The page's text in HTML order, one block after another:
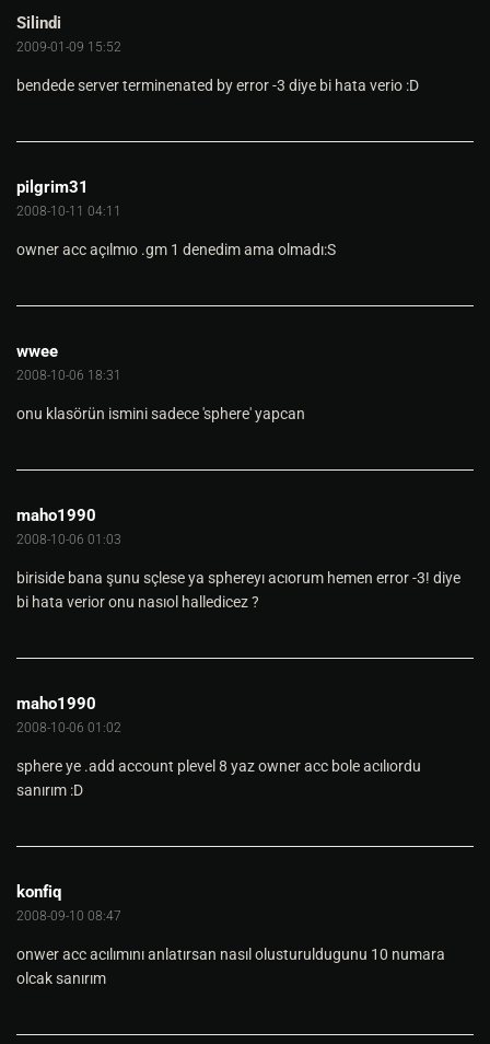
Silindi
2009-01-09 15:52
bendede server terminenated by error -3 diye bi hata verio :D
pilgrim31
2008-10-11 04:11
owner acc açılmıo .gm 1 denedim ama olmadı:S
wwee
2008-10-06 18:31
onu klasörün ismini sadece 'sphere' yapcan
maho1990
2008-10-06 01:03
biriside bana şunu sçlese ya sphereyı acıorum hemen error -3! diye
bi hata verior onu nasıol halledicez ?
maho1990
2008-10-06 01:02
sphere ye .add account plevel 8 yaz owner acc bole acılıordu
sanırım :D
konfiq
2008-09-10 08:47
onwer acc acılımını anlatırsan nasıl olusturuldugunu 10 numara
olcak sanırım